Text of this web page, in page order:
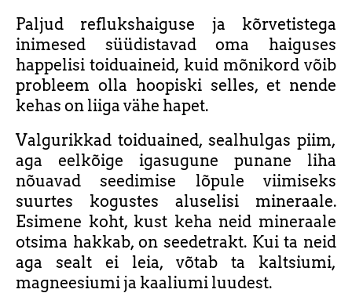
Paljud reflukshaiguse ja kõrvetistega
inimesed süüdistavad oma haiguses
happelisi toiduaineid, kuid mõnikord võib
probleem olla hoopiski selles, et nende
kehas on liiga vähe hapet.
Valgurikkad toiduained, sealhulgas piim,
aga eelkõige igasugune punane liha
nõuavad seedimise lõpule viimiseks
suurtes kogustes aluselisi mineraale.
Esimene koht, kust keha neid mineraale
otsima hakkab, on seedetrakt. Kui ta neid
aga sealt ei leia, võtab ta kaltsiumi,
magneesiumi ja kaaliumi luudest.